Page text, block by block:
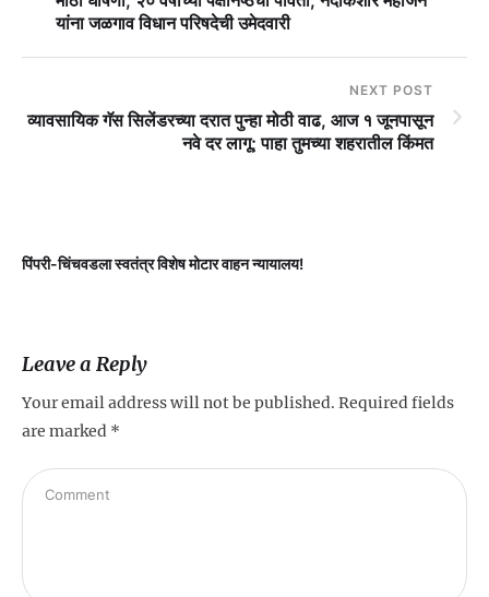
यांना जळगाव विधान परिषदेची उमेदवारी
NEXT POST
व्यावसायिक गॅस सिलेंडरच्या दरात पुन्हा मोठी वाढ, आज १ जूनपासून
नवे दर लागू; पाहा तुमच्या शहरातील किंमत
पिंपरी-चिंचवडला स्वतंत्र विशेष मोटार वाहन न्यायालय!
Leave a Reply
Your email address will not be published. Required fields
are marked *